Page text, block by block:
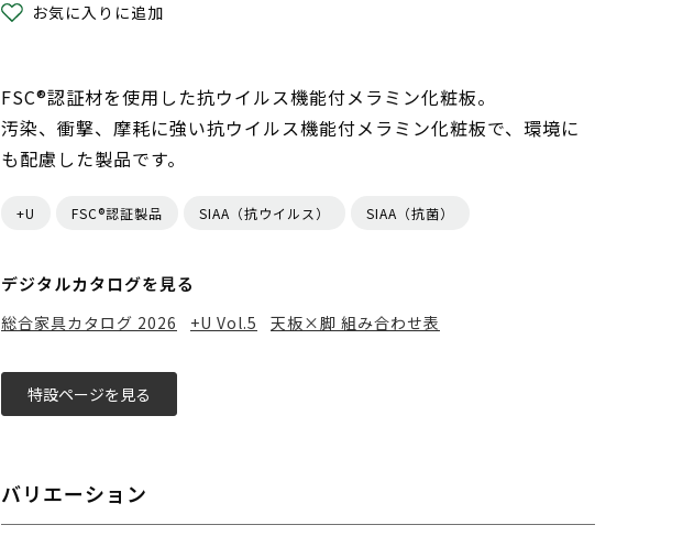
お気に入りに追加
FSC®認証材を使用した抗ウイルス機能付メラミン化粧板。
汚染、衝撃、摩耗に強い抗ウイルス機能付メラミン化粧板で、環境に
も配慮した製品です。
+U FSC®認証製品 SIAA（抗ウイルス） SIAA（抗菌）
デジタルカタログを見る
総合家具カタログ 2026 +U Vol.5 天板×脚 組み合わせ表
特設ページを見る
バリエーション